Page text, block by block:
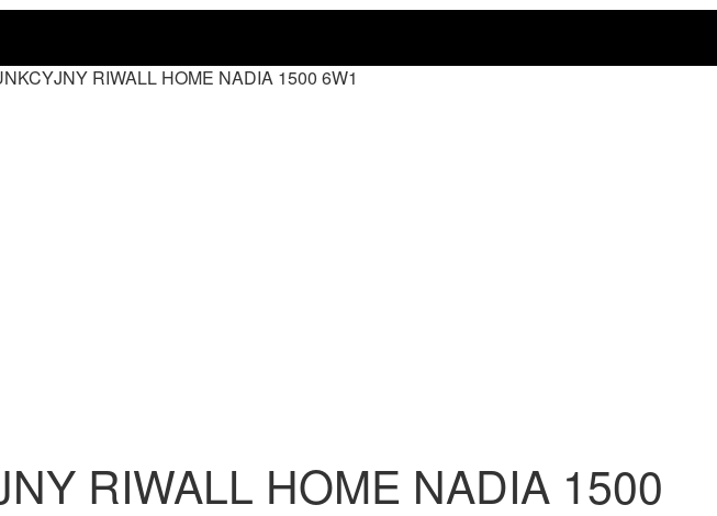
RIWALL HOME NADIA 1500 6W1
RIWALL HOME NADIA 1500